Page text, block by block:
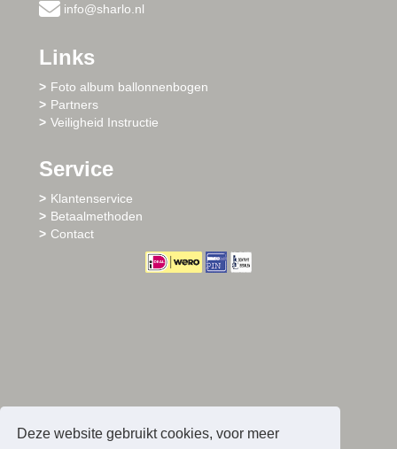
Deze website gebruikt cookies, voor meer
info@sharlo.nl
Links
Foto album ballonnenbogen
Partners
Veiligheid Instructie
Service
Klantenservice
Betaalmethoden
Contact